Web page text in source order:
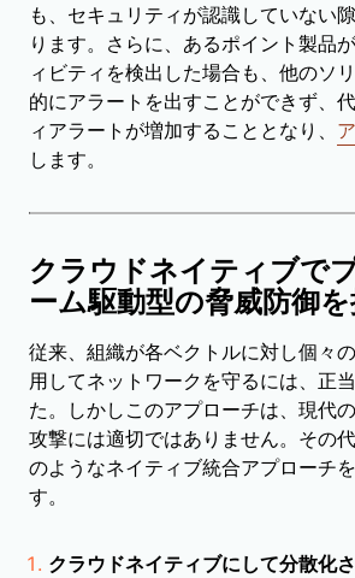
も、セキュリティが認識していない
ります。さらに、あるポイント製品
ィビティを検出した場合も、他のソ
的にアラートを出すことができず、
ィアラートが増加することとなり、
します。
クラウドネイティブで
ーム駆動型の脅威防御
従来、組織が各ベクトルに対し個々
用してネットワークを守るには、正
た。しかしこのアプローチは、現代
攻撃には適切ではありません。その
のようなネイティブ統合アプローチ
す。
クラウドネイティブにして分散化